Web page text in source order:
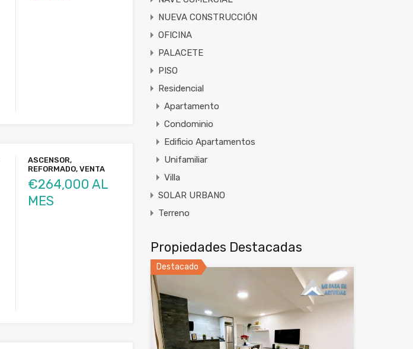
ASCENSOR,
REFORMADO, VENTA
€264,000 AL
MES
NUEVA CONSTRUCCIÓN
OFICINA
PALACETE
PISO
Residencial
Apartamento
Condominio
Edificio Apartamentos
Unifamiliar
Villa
SOLAR URBANO
Terreno
Propiedades Destacadas
Destacado